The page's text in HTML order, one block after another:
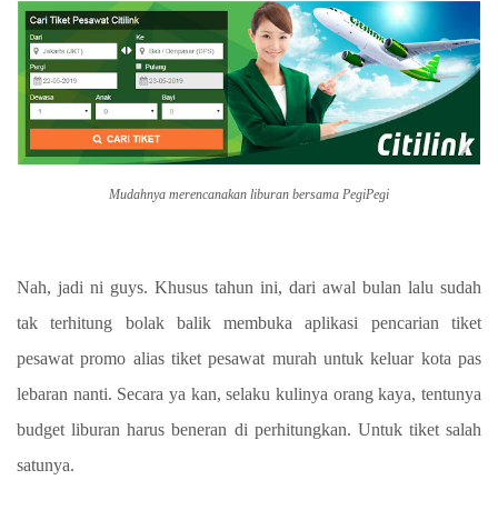
Mudahnya merencanakan liburan bersama PegiPegi
Nah, jadi ni guys. Khusus tahun ini, dari awal bulan lalu sudah
tak terhitung bolak balik membuka aplikasi pencarian tiket
pesawat promo alias tiket pesawat murah untuk keluar kota pas
lebaran nanti. Secara ya kan, selaku kulinya orang kaya, tentunya
budget liburan harus beneran di perhitungkan. Untuk tiket salah
satunya.